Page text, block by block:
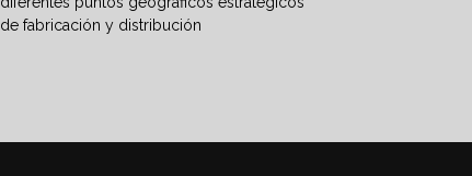
de fabricación y distribución